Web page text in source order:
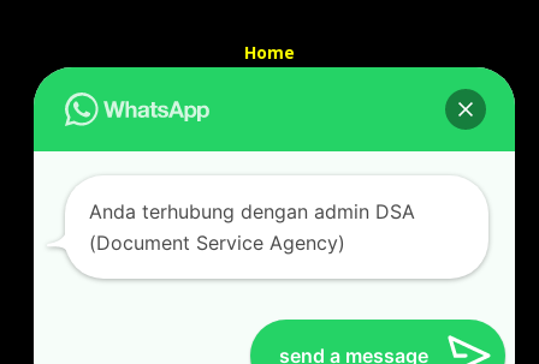
Home
Kontak kami
Alamat kantor :
Jl Swadaya Pam No 6 Rt 006 Rw 007 Jatinegara,
Cakung, Jakarta Timur 13930
087887631193 / 021 48671259
send a message
Anda terhubung dengan admin DSA
(Document Service Agency)